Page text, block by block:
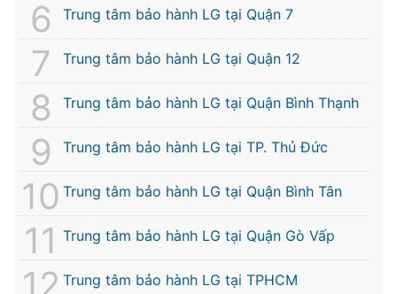
Trung tâm bảo hành LG tại Quận 7
Trung tâm bảo hành LG tại Quận 12
Trung tâm bảo hành LG tại Quận Bình Thạnh
Trung tâm bảo hành LG tại TP. Thủ Đức
Trung tâm bảo hành LG tại Quận Bình Tân
Trung tâm bảo hành LG tại Quận Gò Vấp
Trung tâm bảo hành LG tại TPHCM